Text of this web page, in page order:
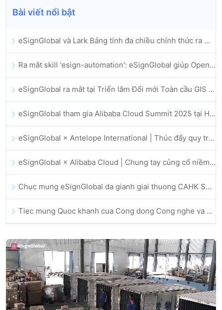
Bài viết nổi bật
eSignGlobal và Lark Bảng tính đa chiều chính thức ra mắt: Tự động hóa toàn bộ quy trình ký kết và lưu trữ hợp đồng điện tử
Ra mắt skill 'esign-automation': eSignGlobal giúp OpenClaw triển khai chữ ký điện tử tự động
eSignGlobal ra mắt tại Triển lãm Đổi mới Toàn cầu GIS 2025
eSignGlobal tham gia Alibaba Cloud Summit 2025 tại Hong Kong, thúc đẩy đổi mới đám mây do AI dẫn dắt và niềm tin số
eSignGlobal × Antelope International | Thúc đẩy quy trình làm việc số an toàn và vận hành bởi AI
eSignGlobal × Alibaba Cloud | Chung tay củng cố niềm tin số toàn cầu cho lĩnh vực fintech
Chuc mung eSignGlobal da gianh giai thuong CAHK STAR Award 2025
Tiec mung Quoc khanh cua Cong dong Cong nghe va Doi moi sang tao Hong Kong